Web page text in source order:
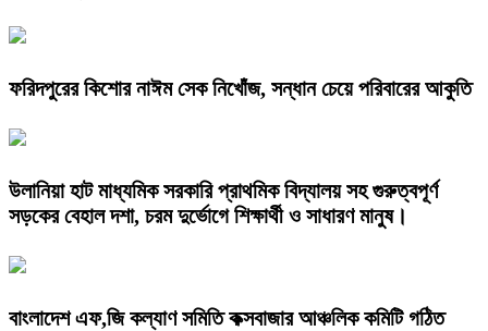
ফরিদপুরের কিশোর নাঈম সেক নিখোঁজ, সন্ধান চেয়ে পরিবারের আকুতি
উলানিয়া হাট মাধ্যমিক সরকারি প্রাথমিক বিদ্যালয় সহ গুরুত্বপূর্ণ
সড়কের বেহাল দশা, চরম দুর্ভোগে শিক্ষার্থী ও সাধারণ মানুষ।
বাংলাদেশ এফ,জি কল্যাণ সমিতি কক্সবাজার আঞ্চলিক কমিটি গঠিত